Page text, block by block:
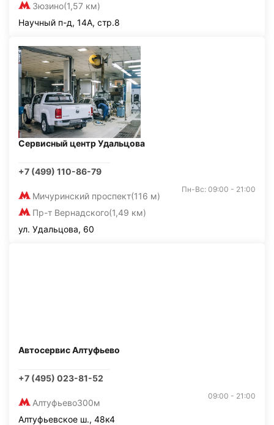
Зюзино(1,57 км)
Научный п-д, 14А, стр.8
Сервисный центр Удальцова
+7 (499) 110-86-79
Мичуринский проспект(116 м)
Пр-т Вернадского(1,49 км)
Пн-Вс: 09:00 - 21:00
ул. Удальцова, 60
Автосервис Алтуфьево
+7 (495) 023-81-52
Алтуфьево300м
09:00 - 21:00
Алтуфьевское ш., 48к4